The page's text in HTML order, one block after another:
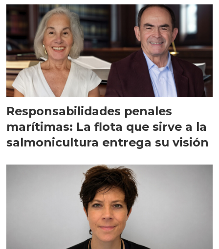
Responsabilidades penales
marítimas: La flota que sirve a la
salmonicultura entrega su visión